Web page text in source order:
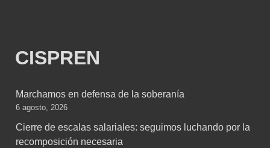
CISPREN
Marchamos en defensa de la soberanía
6 agosto, 2026
Cierre de escalas salariales: seguimos luchando por la
recomposición necesaria